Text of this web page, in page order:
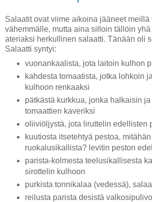
Salaatit ovat viime aikoina jääneet meillä
vähemmälle, mutta aina silloin tällöin
ateriaksi herkullinen salaatti. Tänään oli
Salaatti syntyi:
vuonankaalista, jota laitoin kulhon
kahdesta tomaatista, jotka lohkoin
kulhoon renkaaksi
pätkästä kurkkua, jonka halkaisin
tomaattien kaveriksi
oliiviöljystä, jota liruttelin edellisten
kuutiosta itsetehtyä pestoa,
ruokalusikallista? levitin peston
parista-kolmesta teelusikallisesta
sirottelin kulhoon
purkista tonnikalaa (vedessä),
reilusta parista desistä